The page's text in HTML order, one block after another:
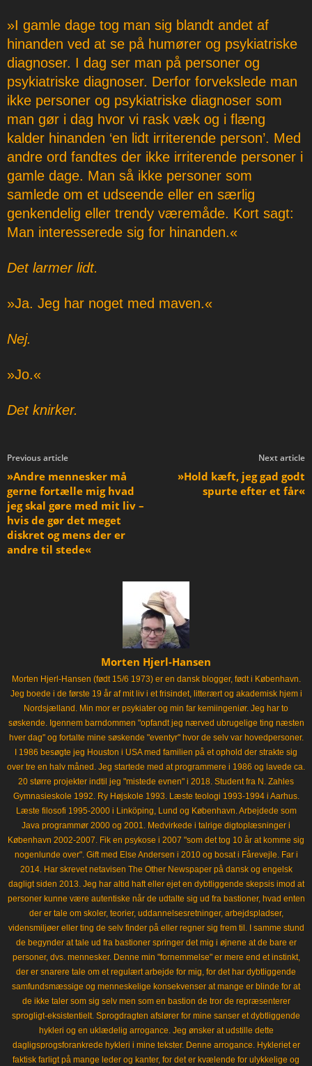
»I gamle dage tog man sig blandt andet af
hinanden ved at se på humører og psykiatriske
diagnoser. I dag ser man på personer og
psykiatriske diagnoser. Derfor forvekslede man
ikke personer og psykiatriske diagnoser som
man gør i dag hvor vi rask væk og i flæng
kalder hinanden ‘en lidt irriterende person’. Med
andre ord fandtes der ikke irriterende personer i
gamle dage. Man så ikke personer som
samlede om et udseende eller en særlig
genkendelig eller trendy væremåde. Kort sagt:
Man interesserede sig for hinanden.«
Det larmer lidt.
»Ja. Jeg har noget med maven.«
Nej.
»Jo.«
Det knirker.
Previous article
»Andre mennesker må
gerne fortælle mig hvad
jeg skal gøre med mit liv –
hvis de gør det meget
diskret og mens der er
andre til stede«
Next article
»Hold kæft, jeg gad godt
spurte efter et får«
Morten Hjerl-Hansen
Morten Hjerl-Hansen (født 15/6 1973) er en dansk blogger, født i København.
Jeg boede i de første 19 år af mit liv i et frisindet, litterært og akademisk hjem i
Nordsjælland. Min mor er psykiater og min far kemiingeniør. Jeg har to
søskende. Igennem barndommen "opfandt jeg nærved ubrugelige ting næsten
hver dag" og fortalte mine søskende "eventyr" hvor de selv var hovedpersoner.
I 1986 besøgte jeg Houston i USA med familien på et ophold der strakte sig
over tre en halv måned. Jeg startede med at programmere i 1986 og lavede ca.
20 større projekter indtil jeg "mistede evnen" i 2018. Student fra N. Zahles
Gymnasieskole 1992. Ry Højskole 1993. Læste teologi 1993-1994 i Aarhus.
Læste filosofi 1995-2000 i Linköping, Lund og København. Arbejdede som
Java programmør 2000 og 2001. Medvirkede i talrige digtoplæsninger i
København 2002-2007. Fik en psykose i 2007 "som det tog 10 år at komme sig
nogenlunde over". Gift med Else Andersen i 2010 og bosat i Fårevejle. Far i
2014. Har skrevet netavisen The Other Newspaper på dansk og engelsk
dagligt siden 2013. Jeg har altid haft eller ejet en dybtliggende skepsis imod at
personer kunne være autentiske når de udtalte sig ud fra bastioner, hvad enten
der er tale om skoler, teorier, uddannelsesretninger, arbejdspladser,
vidensmiljøer eller ting de selv finder på eller regner sig frem til. I samme stund
de begynder at tale ud fra bastioner springer det mig i øjnene at de bare er
personer, dvs. mennesker. Denne min "fornemmelse" er mere end et instinkt,
der er snarere tale om et regulært arbejde for mig, for det har dybtliggende
samfundsmæssige og menneskelige konsekvenser at mange er blinde for at
de ikke taler som sig selv men som en bastion de tror de repræsenterer
sprogligt-eksistentielt. Sprogdragten afslører for mine sanser et dybtliggende
hykleri og en uklædelig arrogance. Jeg ønsker at udstille dette
dagligsprogsforankrede hykleri i mine tekster. Denne arrogance. Hykleriet er
faktisk farligt på mange leder og kanter, for det er kvælende for ulykkelige og